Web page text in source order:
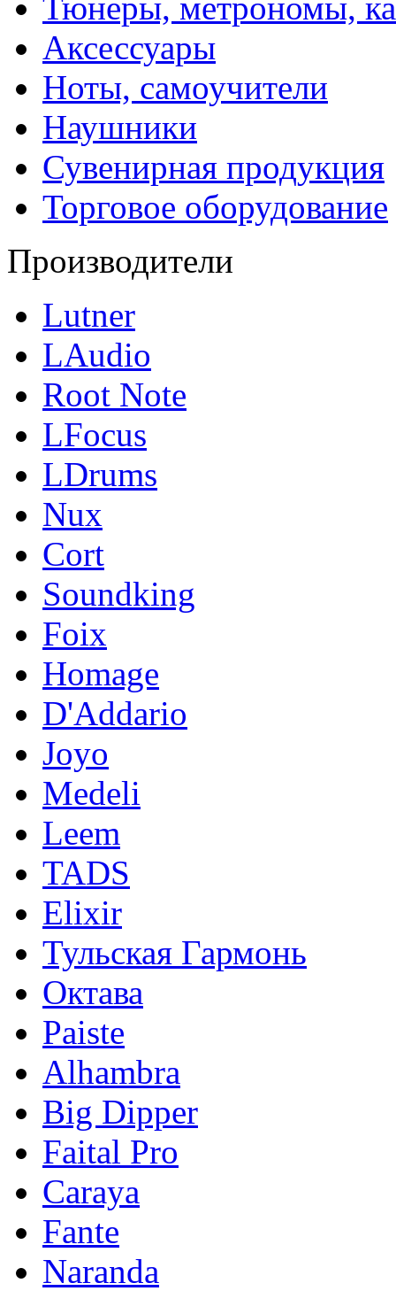
Аксессуары
Ноты, самоучители
Наушники
Сувенирная продукция
Торговое оборудование
Производители
Lutner
LAudio
Root Note
LFocus
LDrums
Nux
Cort
Soundking
Foix
Homage
D'Addario
Joyo
Medeli
Leem
TADS
Elixir
Тульская Гармонь
Октава
Paiste
Alhambra
Big Dipper
Faital Pro
Caraya
Fante
Naranda